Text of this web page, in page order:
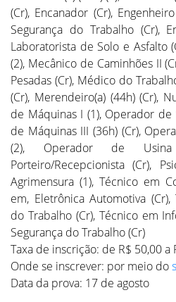
(Cr), Encanador (Cr),
Segurança do Trabalho (Cr),
Laboratorista de Solo e Asfalto
(2), Mecânico de Caminhões II
Pesadas (Cr), Médico do
(Cr), Merendeiro(a) (44h) (Cr),
de Máquinas I (1), Operador
de Máquinas III (36h) (Cr),
(2), Operador de
Porteiro/Recepcionista (Cr),
Agrimensura (1), Técnico em
em, Eletrônica Automotiva
do Trabalho (Cr), Técnico em
Segurança do Trabalho (Cr)
Taxa de inscrição: de R$ 50,00 a
Onde se inscrever: por meio do
Data da prova: 17 de agosto